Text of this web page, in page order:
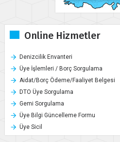
Online Hizmetler
Denizcilik Envanteri
Üye İşlemleri / Borç Sorgulama
Aidat/Borç Ödeme/Faaliyet Belgesi
DTO Üye Sorgulama
Gemi Sorgulama
Üye Bilgi Güncelleme Formu
Üye Sicil